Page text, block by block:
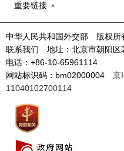
重要链接
中华人民共和国外交部 版权所
联系我们 地址：北京市朝阳
电话：+86-10-65961114
网站标识码：bm02000004 京
11040102700114